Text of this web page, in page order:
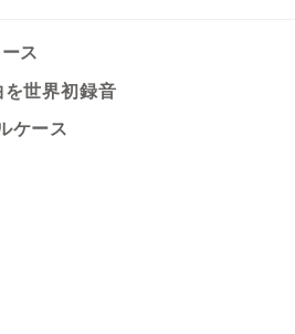
ス
世界初録音
ケース